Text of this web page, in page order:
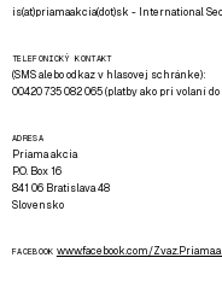
is(at)priamaakcia(dot)sk - International
TELEFONICKÝ KONTAKT
(SMS alebo odkaz v hlasovej schránke):
00420 735 082 065 (platby ako pri volaní
ADRESA
Priama akcia
P.O. Box 16
841 06 Bratislava 48
Slovensko
FACEBOOK www.facebook.com/